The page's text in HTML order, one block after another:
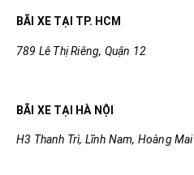
BÃI XE TẠI TP. HCM
789 Lê Thị Riêng, Quận 12
BÃI XE TẠI HÀ NỘI
H3 Thanh Trì, Lĩnh Nam, Hoàng Mai